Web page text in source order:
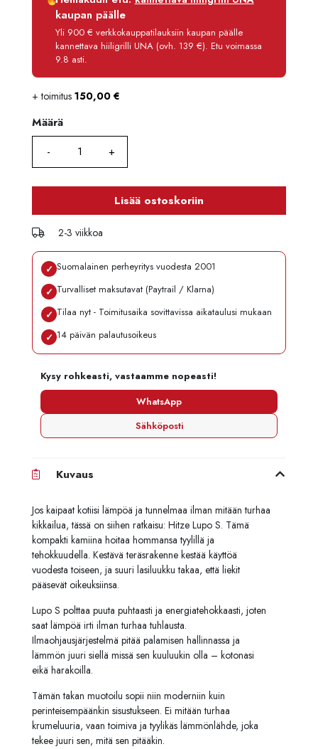
Korko
Käsittelymaksu
3,90 €/kk
Maksettava yhteensä
1 932,80 €
kaupan päälle
Yli 900 € verkkokauppatilauksiin kaupan päälle
kannettava hiiligrilli UNA (ovh. 139 €). Etu voimassa
9.8 asti.
+ toimitus 150,00 €
Määrä
Määrä
Lisää ostoskoriin
2-3 viikkoa
✓ Suomalainen perheyritys vuodesta 2001
✓ Turvalliset maksutavat (Paytrail / Klarna)
✓ Tilaa nyt - Toimitusaika sovittavissa aikataulusi mukaan
✓ 14 päivän palautusoikeus
Kysy rohkeasti, vastaamme nopeasti!
WhatsApp
Sähköposti
Kuvaus
Jos kaipaat kotiisi lämpöä ja tunnelmaa ilman mitään turhaa
kikkailua, tässä on siihen ratkaisu: Hitze Lupo S. Tämä
kompakti kamiina hoitaa hommansa tyylillä ja
tehokkuudella. Kestävä teräsrakenne kestää käyttöä
vuodesta toiseen, ja suuri lasiluukku takaa, että liekit
pääsevät oikeuksiinsa.
Lupo S polttaa puuta puhtaasti ja energiatehokkaasti, joten
saat lämpöä irti ilman turhaa tuhlausta.
Ilmaohjausjärjestelmä pitää palamisen hallinnassa ja
lämmön juuri siellä missä sen kuuluukin olla – kotonasi
eikä harakoilla.
Tämän takan muotoilu sopii niin moderniin kuin
perinteisempäänkin sisustukseen. Ei mitään turhaa
krumeluuria, vaan toimiva ja tyylikäs lämmönlähde, joka
tekee juuri sen, mitä sen pitääkin.